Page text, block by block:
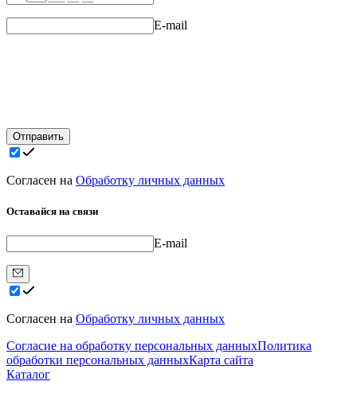
E-mail
Отправить
Согласен на Обработку личных данных
Оставайся на связи
E-mail
Согласен на Обработку личных данных
Согласие на обработку персональных данныхПолитика
обработки персональных данныхКарта сайта
Каталог